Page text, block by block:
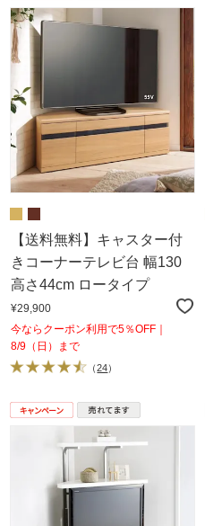
【送料無料】キャスター付
きコーナーテレビ台 幅130
高さ44cm ロータイプ
¥29,900
今ならクーポン利用で5％OFF｜
8/9（日）まで
（24）